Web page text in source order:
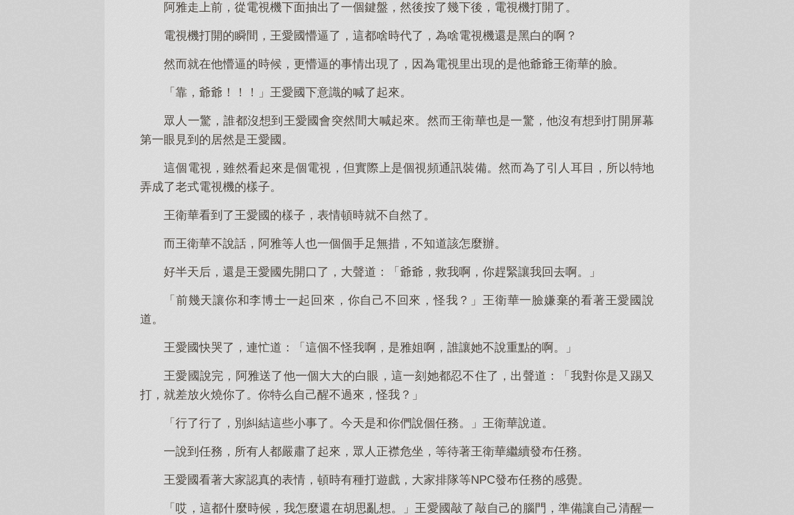
阿雅走上前，從電視機下面抽出了一個鍵盤，然後按了幾下後，電視機打開了。
電視機打開的瞬間，王愛國懵逼了，這都啥時代了，為啥電視機還是黑白的啊？
然而就在他懵逼的時候，更懵逼的事情出現了，因為電視里出現的是他爺爺王衛華的臉。
「靠，爺爺！！！」王愛國下意識的喊了起來。
眾人一驚，誰都沒想到王愛國會突然間大喊起來。然而王衛華也是一驚，他沒有想到打開屏幕
第一眼見到的居然是王愛國。
這個電視，雖然看起來是個電視，但實際上是個視頻通訊裝備。然而為了引人耳目，所以特地
弄成了老式電視機的樣子。
王衛華看到了王愛國的樣子，表情頓時就不自然了。
而王衛華不說話，阿雅等人也一個個手足無措，不知道該怎麼辦。
好半天后，還是王愛國先開口了，大聲道：「爺爺，救我啊，你趕緊讓我回去啊。」
「前幾天讓你和李博士一起回來，你自己不回來，怪我？」王衛華一臉嫌棄的看著王愛國說
道。
王愛國快哭了，連忙道：「這個不怪我啊，是雅姐啊，誰讓她不說重點的啊。」
王愛國說完，阿雅送了他一個大大的白眼，這一刻她都忍不住了，出聲道：「我對你是又踢又
打，就差放火燒你了。你特么自己醒不過來，怪我？」
「行了行了，別糾結這些小事了。今天是和你們說個任務。」王衛華說道。
一說到任務，所有人都嚴肅了起來，眾人正襟危坐，等待著王衛華繼續發布任務。
王愛國看著大家認真的表情，頓時有種打遊戲，大家排隊等NPC發布任務的感覺。
「哎，這都什麼時候，我怎麼還在胡思亂想。」王愛國敲了敲自己的腦門，準備讓自己清醒一